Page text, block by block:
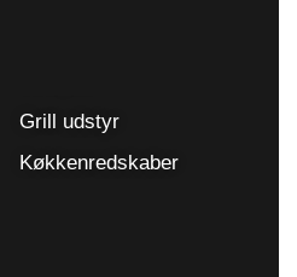
Grill udstyr
Køkkenredskaber